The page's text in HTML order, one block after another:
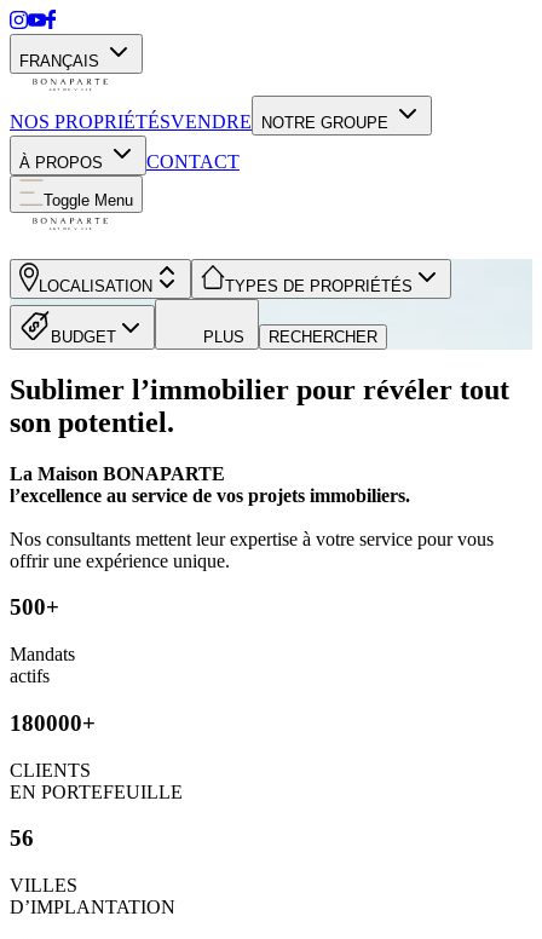
FRANÇAIS
NOS PROPRIÉTÉSVENDRE NOTRE GROUPE
À PROPOS CONTACT
Toggle Menu
LOCALISATION TYPES DE PROPRIÉTÉS
BUDGET PLUS RECHERCHER
Sublimer l’immobilier pour révéler tout
son potentiel.
La Maison BONAPARTE
l’excellence au service de vos projets immobiliers.
Nos consultants mettent leur expertise à votre service pour vous
offrir une expérience unique.
500+
Mandats
actifs
180000+
CLIENTS
EN PORTEFEUILLE
56
VILLES
D’IMPLANTATION